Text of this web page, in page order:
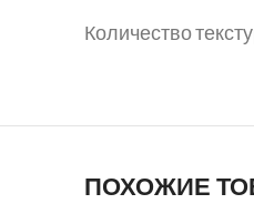
Количество
ПОХОЖИЕ